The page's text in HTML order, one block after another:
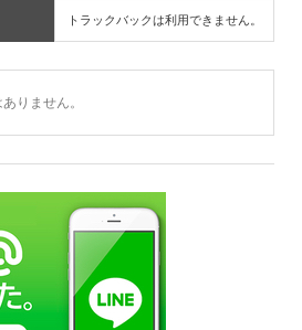
トラックバックは利用できません。
りません。